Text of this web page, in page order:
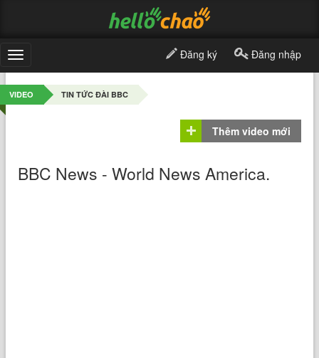
Toggle
navigation
Đăng ký Đăng nhập
VIDEO TIN TỨC ĐÀI BBC
Thêm video mới
BBC News - World News America.